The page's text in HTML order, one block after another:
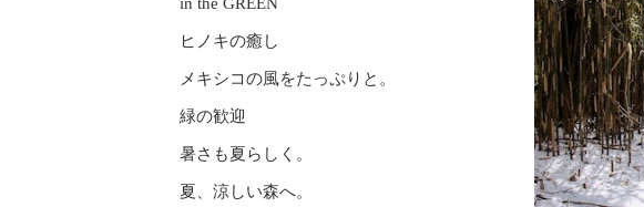
in the GREEN
ヒノキの癒し
メキシコの風をたっぷりと。
緑の歓迎
暑さも夏らしく。
夏、涼しい森へ。